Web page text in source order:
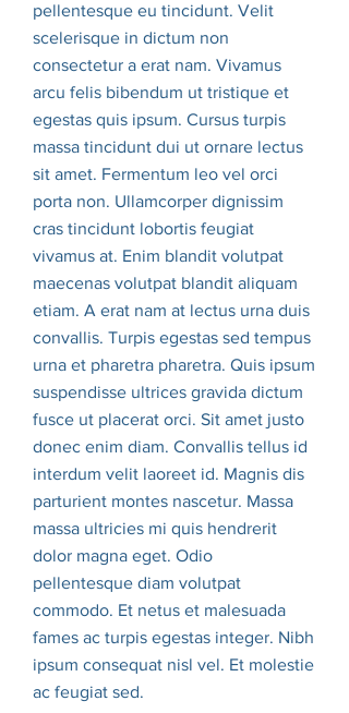
pellentesque eu tincidunt. Velit
scelerisque in dictum non
consectetur a erat nam. Vivamus
arcu felis bibendum ut tristique et
egestas quis ipsum. Cursus turpis
massa tincidunt dui ut ornare lectus
sit amet. Fermentum leo vel orci
porta non. Ullamcorper dignissim
cras tincidunt lobortis feugiat
vivamus at. Enim blandit volutpat
maecenas volutpat blandit aliquam
etiam. A erat nam at lectus urna duis
convallis. Turpis egestas sed tempus
urna et pharetra pharetra. Quis ipsum
suspendisse ultrices gravida dictum
fusce ut placerat orci. Sit amet justo
donec enim diam. Convallis tellus id
interdum velit laoreet id. Magnis dis
parturient montes nascetur. Massa
massa ultricies mi quis hendrerit
dolor magna eget. Odio
pellentesque diam volutpat
commodo. Et netus et malesuada
fames ac turpis egestas integer. Nibh
ipsum consequat nisl vel. Et molestie
ac feugiat sed.